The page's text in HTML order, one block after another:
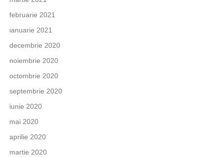
februarie 2021
ianuarie 2021
decembrie 2020
noiembrie 2020
octombrie 2020
septembrie 2020
iunie 2020
mai 2020
aprilie 2020
martie 2020